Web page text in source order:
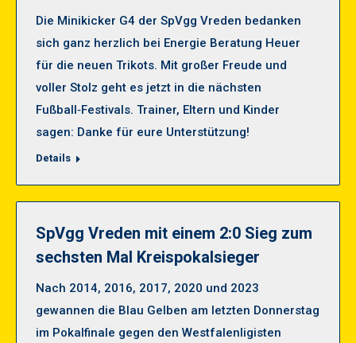
Die Minikicker G4 der SpVgg Vreden bedanken
sich ganz herzlich bei Energie Beratung Heuer
für die neuen Trikots. Mit großer Freude und
voller Stolz geht es jetzt in die nächsten
Fußball‑Festivals. Trainer, Eltern und Kinder
sagen: Danke für eure Unterstützung!
Details
SpVgg Vreden mit einem 2:0 Sieg zum
sechsten Mal Kreispokalsieger
Nach 2014, 2016, 2017, 2020 und 2023
gewannen die Blau Gelben am letzten Donnerstag
im Pokalfinale gegen den Westfalenligisten